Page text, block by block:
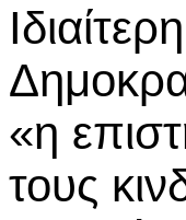
«η
τους